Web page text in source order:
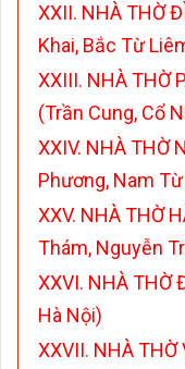
XXII. NHÀ THỜ
Khai, Bắc Từ
XXIII. NHÀ THỜ
(Trần Cung, Cổ
XXIV. NHÀ THỜ
Phương, Nam
XXV. NHÀ THỜ
Thám, Nguyễn
XXVI. NHÀ THỜ
Hà Nội)
XXVII. NHÀ